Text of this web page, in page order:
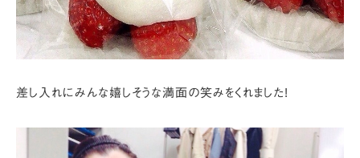
差し入れにみんな嬉しそうな満面の笑みをくれました!